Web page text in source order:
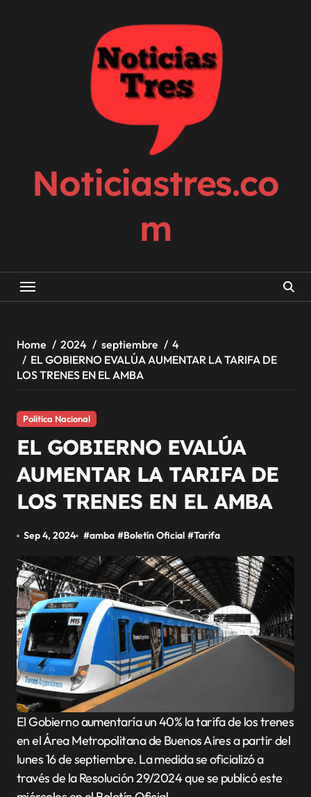
Noticiastres.co
m
Home 2024 septiembre
4
EL GOBIERNO EVALÚA AUMENTAR LA TARIFA DE
LOS TRENES EN EL AMBA
Política Nacional
EL GOBIERNO EVALÚA
AUMENTAR LA TARIFA DE
LOS TRENES EN EL AMBA
Sep 4, 2024 #amba #Boletín Oficial #Tarifa
El Gobierno aumentaría un 40% la tarifa de los trenes
en el Área Metropolitana de Buenos Aires a partir del
lunes 16 de septiembre. La medida se oficializó a
través de la Resolución 29/2024 que se publicó este